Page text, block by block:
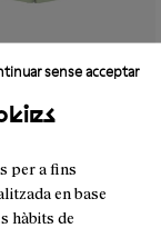
per a fins
en base
hàbits de
sense acceptar
002 001